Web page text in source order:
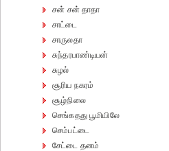
சன் சன் தாதா
சாட்டை
சாருலதா
சுந்தரபாண்டியன்
சுழல்
சூரிய நகரம்
சூழ்நிலை
செங்கதது பூமியிலே
செம்பட்டை
சேட்டை தனம்